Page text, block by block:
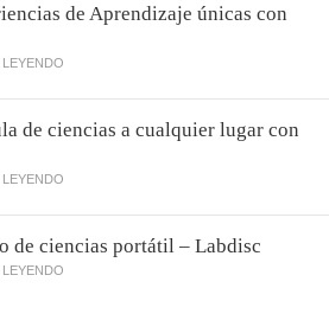
de Aprendizaje únicas con
de ciencias a cualquier lugar con
de ciencias portátil – Labdisc